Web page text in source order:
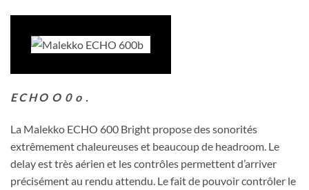
E C H O O 0 o .
La Malekko ECHO 600 Bright propose des sonorités
extrêmement chaleureuses et beaucoup de headroom. Le
delay est très aérien et les contrôles permettent d’arriver
précisément au rendu attendu. Le fait de pouvoir contrôler le